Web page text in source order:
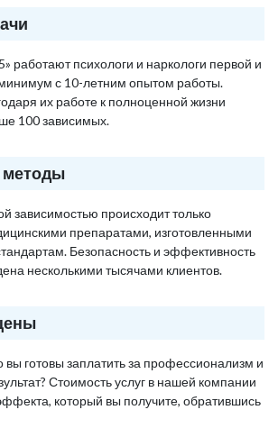
работают психологи и наркологи первой и
с 10-летним опытом работы.
их работе к полноценной жизни
100 зависимых.
методы
зависимостью происходит только
препаратами, изготовленными
Безопасность и эффективность
несколькими тысячами клиентов.
вы готовы заплатить за профессионализм и
Стоимость услуг в нашей компании
который вы получите, обратившись